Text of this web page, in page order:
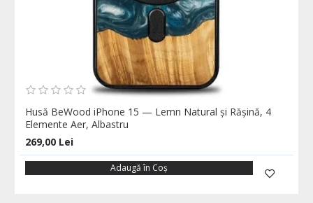
Husă BeWood iPhone 15 — Lemn Natural și Rășină, 4
Elemente Aer, Albastru
269,00 Lei
Adaugă în Coş